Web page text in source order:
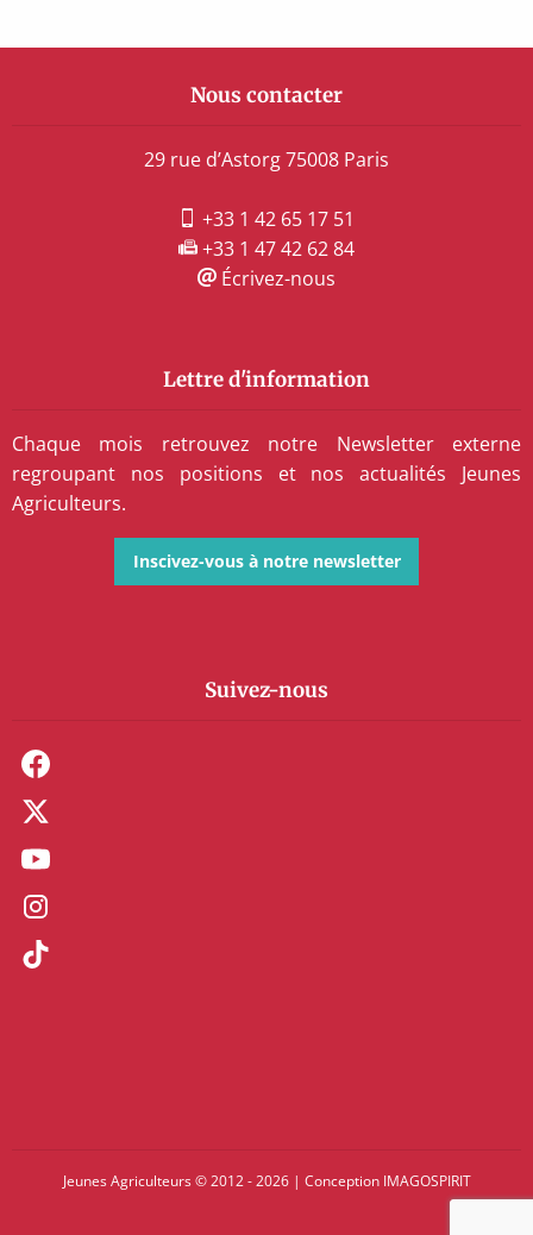
Nous contacter
29 rue d’Astorg 75008 Paris
+33 1 42 65 17 51
+33 1 47 42 62 84
Écrivez-nous
Lettre d'information
Chaque mois retrouvez notre Newsletter externe
regroupant nos positions et nos actualités Jeunes
Agriculteurs.
Inscivez-vous à notre newsletter
Suivez-nous
Jeunes Agriculteurs © 2012 - 2026 | Conception IMAGOSPIRIT